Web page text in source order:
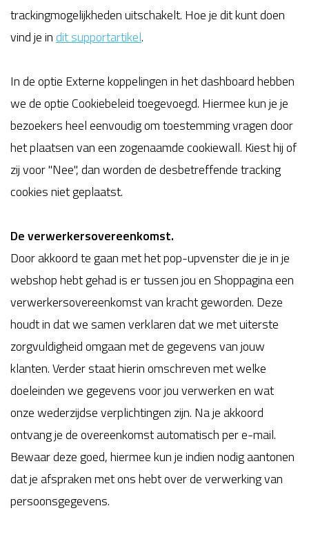
trackingmogelijkheden uitschakelt. Hoe je dit kunt doen
vind je indit supportartikel.
In de optie Externe koppelingen in het dashboard hebben
we de optie Cookiebeleid toegevoegd. Hiermee kun je je
bezoekers heel eenvoudig om toestemming vragen door
het plaatsen van een zogenaamde cookiewall. Kiest hij of
zij voor "Nee", dan worden de desbetreffende tracking
cookies niet geplaatst.
De verwerkersovereenkomst.
Door akkoord te gaan met het pop-upvenster die je in je
webshop hebt gehad is er tussen jou en Shoppagina een
verwerkersovereenkomst van kracht geworden. Deze
houdt in dat we samen verklaren dat we met uiterste
zorgvuldigheid omgaan met de gegevens van jouw
klanten. Verder staat hierin omschreven met welke
doeleinden we gegevens voor jou verwerken en wat
onze wederzijdse verplichtingen zijn. Na je akkoord
ontvang je de overeenkomst automatisch per e-mail.
Bewaar deze goed, hiermee kun je indien nodig aantonen
dat je afspraken met ons hebt over de verwerking van
persoonsgegevens.